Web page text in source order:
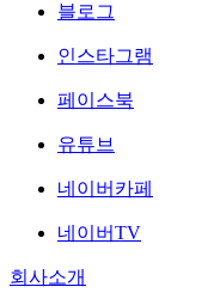
블로그
인스타그램
페이스북
유튜브
네이버카페
네이버TV
회사소개